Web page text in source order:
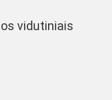
vidutiniais